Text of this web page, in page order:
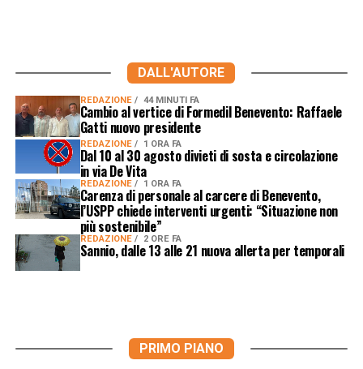
DALL'AUTORE
REDAZIONE 44 MINUTI FA
Cambio al vertice di Formedil Benevento: Raffaele
Gatti nuovo presidente
REDAZIONE 1 ORA FA
Dal 10 al 30 agosto divieti di sosta e circolazione
in via De Vita
REDAZIONE 1 ORA FA
Carenza di personale al carcere di Benevento,
l’USPP chiede interventi urgenti: “Situazione non
più sostenibile”
REDAZIONE 2 ORE FA
Sannio, dalle 13 alle 21 nuova allerta per temporali
PRIMO PIANO